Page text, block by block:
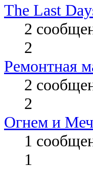
The Last
2
2
Ремонтная
2
2
Огнем и
1
1